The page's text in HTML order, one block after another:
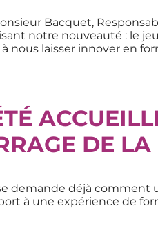
Bacquet,
notre nouveauté : le
nous laisser innover en
DE
demande déjà
à une expérience de